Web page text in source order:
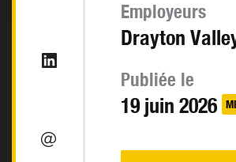
Employeurs
Drayton
Publiée le
19 juin 2026